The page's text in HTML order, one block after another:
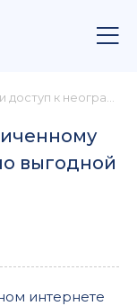
интернету на телефоне по выгодной цене прямо сейчас!
выгодной
интернете